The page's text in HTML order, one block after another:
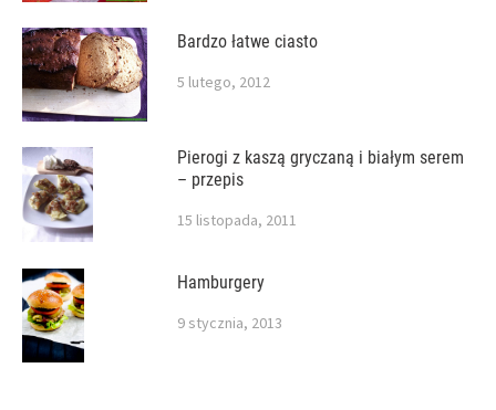
Bardzo łatwe ciasto
5 lutego, 2012
Pierogi z kaszą gryczaną i białym serem
– przepis
15 listopada, 2011
Hamburgery
9 stycznia, 2013